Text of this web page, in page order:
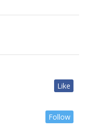
Like
Follow